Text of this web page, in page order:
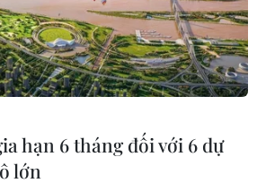
(TTXVN/Vietnam+)
hạn 6 tháng đối với 6 dự
lớn